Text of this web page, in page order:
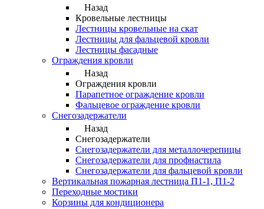
Назад
Кровельные лестницы
Лестницы кровельные на скат
Лестницы для фальцевой кровли
Лестницы фасадные
Ограждения кровли
Назад
Ограждения кровли
Парапетное ограждение кровли
Фальцевое ограждение кровли
Снегозадержатели
Назад
Снегозадержатели
Снегозадержатели для металлочерепицы
Снегозадержатели для профнастила
Снегозадержатели для фальцевой кровли
Вертикальная пожарная лестница П1-1, П1-2
Переходные мостики
Корзины для кондиционера